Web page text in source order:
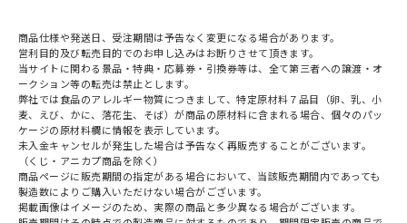
商品仕様や発送日、受注期間は予告なく変更になる場合があります。
営利目的及び転売目的でのお申し込みはお断りさせて頂きます。
当サイトに関わる景品・特典・応募券・引換券等は、全て第三者への譲渡・オ
ークション等の転売は禁止とします。
弊社では食品のアレルギー物質につきまして、特定原材料７品目（卵、乳、小
麦、えび、かに、落花生、そば）が商品の原材料に含まれる場合、個々のパッ
ケージの原材料欄に情報を表示しています。
未入金キャンセルが発生した場合は予告なく再販売することがございます。
（くじ・アニカプ商品を除く）
商品ページに販売期間の指定がある場合において、当該販売期間内であっても
製造数によりご購入いただけない場合がございます。
掲載画像はイメージのため、実際の商品と多少異なる場合がございます。